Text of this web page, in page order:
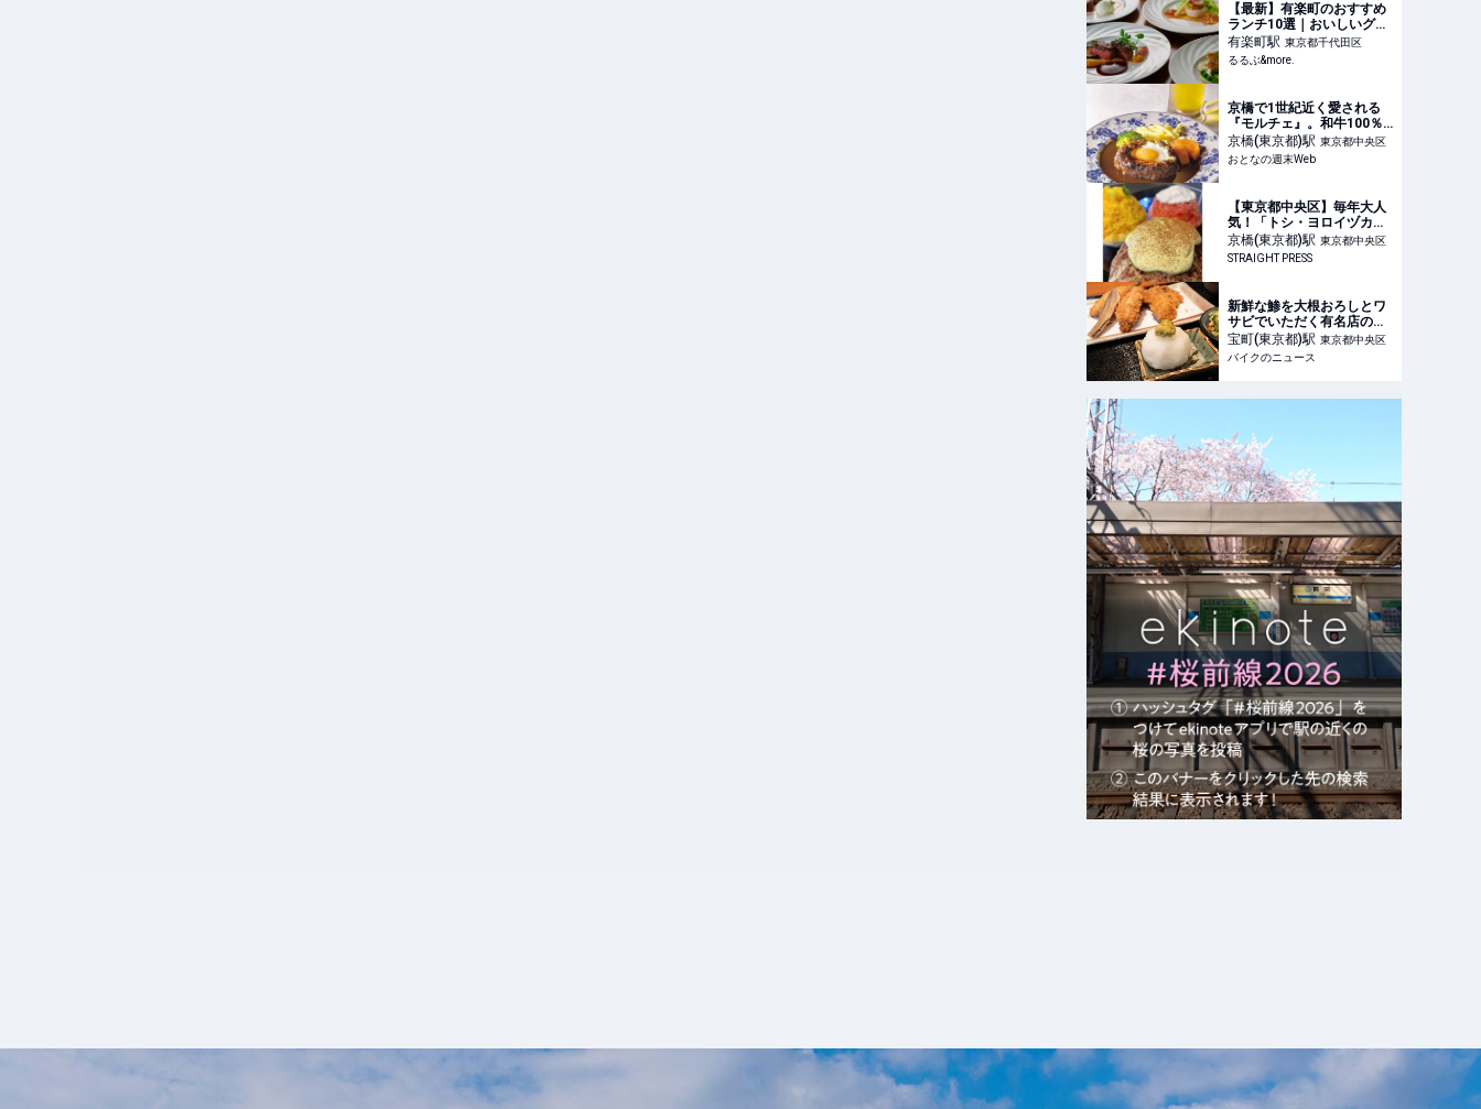
【最新】有楽町のおすすめ
ランチ10選｜おいしいグル
メをゆっくり楽しむおひと
り様から、人気のおしゃれ
デートまで！｜るるぶ
有楽町駅 東京都千代田区
るるぶ&more.
京橋で1世紀近く愛される
『モルチェ』。和牛100％
のハンバーグと樽生ビール
が極楽すぎる
京橋(東京都)駅 東京都中央区
おとなの週末Web
【東京都中央区】毎年大人
気！「トシ・ヨロイヅカ」
ならではのリッチなかき氷
の新作が登場
京橋(東京都)駅 東京都中央区
STRAIGHT PRESS
新鮮な鯵を大根おろしとワ
サビでいただく有名店の
味 東京・銀座『京ばし松
輪』のランチタイムメニュ
ーは一択!! 美味しいアジフ
宝町(東京都)駅 東京都中央区
バイクのニュース